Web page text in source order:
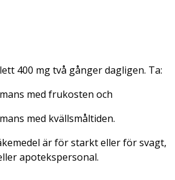
400 mg två gånger dagligen. Ta:
med frukosten och
med kvällsmåltiden.
är för starkt eller för svagt,
apotekspersonal.